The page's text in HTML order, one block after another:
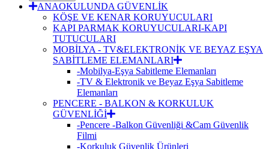
ANAOKULUNDA GÜVENLİK
KÖŞE VE KENAR KORUYUCULARI
KAPI PARMAK KORUYUCULARI-KAPI
TUTUCULARI
MOBİLYA - TV&ELEKTRONİK VE BEYAZ EŞYA
SABİTLEME ELEMANLARI
-Mobilya-Eşya Sabitleme Elemanları
-TV & Elektronik ve Beyaz Eşya Sabitleme
Elemanları
PENCERE - BALKON & KORKULUK
GÜVENLİĞİ
-Pencere -Balkon Güvenliği &Cam Güvenlik
Filmi
-Korkuluk Güvenlik Ürünleri